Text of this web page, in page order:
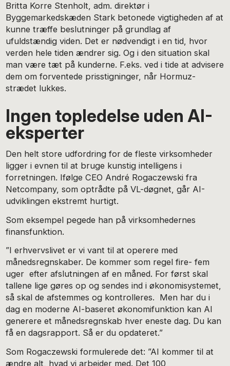
Britta Korre Stenholt, adm. direktør i
Byggemarkedskæden Stark betonede vigtigheden af at
kunne træffe beslutninger på grundlag af
ufuldstændig viden. Det er nødvendigt i en tid, hvor
verden hele tiden ændrer sig. Og i den situation skal
man være tæt på kunderne. F.eks. ved i tide at advisere
dem om forventede prisstigninger, når Hormuz-
strædet lukkes.
Ingen topledelse uden AI-
eksperter
Den helt store udfordring for de fleste virksomheder
ligger i evnen til at bruge kunstig intelligens i
forretningen. Ifølge CEO André Rogaczewski fra
Netcompany, som optrådte på VL-døgnet, går AI-
udviklingen ekstremt hurtigt.
Som eksempel pegede han på virksomhedernes
finansfunktion.
”I erhvervslivet er vi vant til at operere med
månedsregnskaber. De kommer som regel fire- fem
uger efter afslutningen af en måned. For først skal
tallene lige gøres op og sendes ind i økonomisystemet,
så skal de afstemmes og kontrolleres. Men har du i
dag en moderne AI-baseret økonomifunktion kan AI
generere et månedsregnskab hver eneste dag. Du kan
få en dagsrapport. Så er du opdateret.”
Som Rogaczewski formulerede det: ”AI kommer til at
ændre alt, hvad vi arbejder med. Det 100